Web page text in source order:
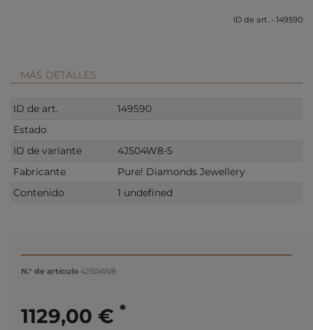
ID de art. - 149590
MÁS DETALLES
ID de art.
149590
Estado
ID de variante
4J504W8-5
Fabricante
Pure! Diamonds Jewellery
Contenido
1 undefined
N.° de artículo 4J504W8
1129,00 € *